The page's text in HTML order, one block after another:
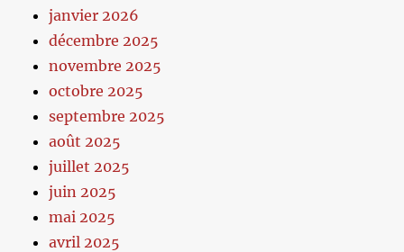
janvier 2026
décembre 2025
novembre 2025
octobre 2025
septembre 2025
août 2025
juillet 2025
juin 2025
mai 2025
avril 2025